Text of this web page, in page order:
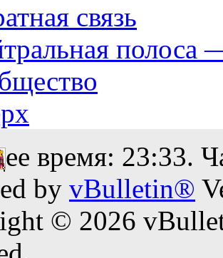
связь
полоса
время: 23:33.
by vBulletin®
© 2026